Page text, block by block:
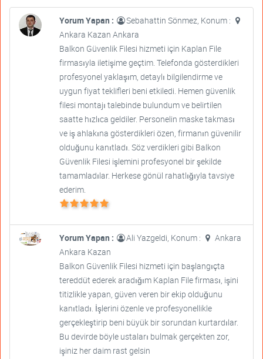
Yorum Yapan :
Sebahattin Sönmez, Konum :
Ankara Kazan Ankara
Balkon Güvenlik Filesi hizmeti için Kaplan File
firmasıyla iletişime geçtim. Telefonda gösterdikleri
profesyonel yaklaşım, detaylı bilgilendirme ve
uygun fiyat teklifleri beni etkiledi. Hemen güvenlik
filesi montajı talebinde bulundum ve belirtilen
saatte hızlıca geldiler. Personelin maske takması
ve iş ahlakına gösterdikleri özen, firmanın güvenilir
olduğunu kanıtladı. Söz verdikleri gibi Balkon
Güvenlik Filesi işlemini profesyonel bir şekilde
tamamladılar. Herkese gönül rahatlığıyla tavsiye
ederim.
Yorum Yapan : Ali Yazgeldi, Konum :
Ankara
Ankara Kazan
Balkon Güvenlik Filesi hizmeti için başlangıçta
tereddüt ederek aradığım Kaplan File firması, işini
titizlikle yapan, güven veren bir ekip olduğunu
kanıtladı. İşlerini özenle ve profesyonellikle
gerçekleştirip beni büyük bir sorundan kurtardılar.
Bu devirde böyle ustaları bulmak gerçekten zor,
işiniz her daim rast gelsin